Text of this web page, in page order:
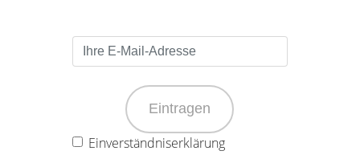
Eintragen
Einverständniserklärung